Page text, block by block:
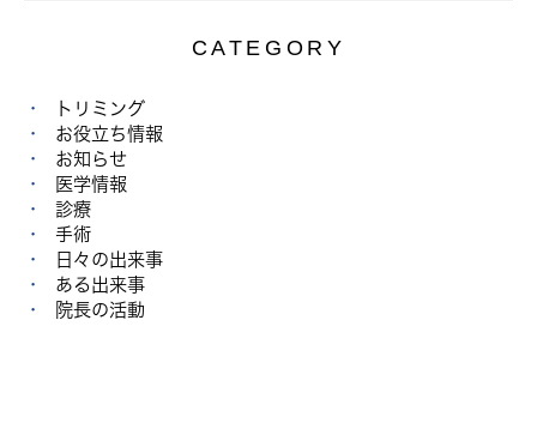
CATEGORY
トリミング
お役立ち情報
お知らせ
医学情報
診療
手術
日々の出来事
ある出来事
院長の活動